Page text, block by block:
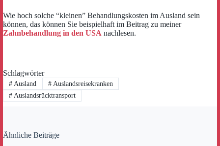
Wie hoch solche “kleinen” Behandlungskosten im Ausland sein
können, das können Sie beispielhaft im Beitrag zu meiner
Zahnbehandlung in den USA nachlesen.
Schlagwörter
#Ausland #Auslandsreisekranken
#Auslandsrücktransport
Ähnliche Beiträge